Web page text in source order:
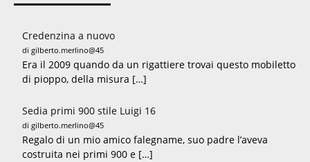
Credenzina a nuovo
di gilberto.merlino@45
Era il 2009 quando da un rigattiere trovai questo mobiletto
di pioppo, della misura […]
Sedia primi 900 stile Luigi 16
di gilberto.merlino@45
Regalo di un mio amico falegname, suo padre l’aveva
costruita nei primi 900 e […]